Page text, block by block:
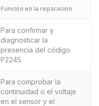
Función en la reparación
Para confirmar y
diagnosticar la
presencia del código
P2245
Para comprobar la
continuidad o el voltaje
en el sensor y el